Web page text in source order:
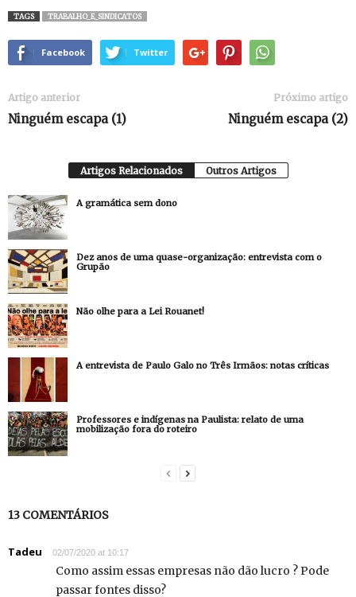
TAGS TRABALHO_E_SINDICATOS
Facebook Twitter
Artigo anterior
Ninguém escapa (1)
Próximo artigo
Ninguém escapa (2)
Artigos Relacionados Outros Artigos
A gramática sem dono
Dez anos de uma quase-organização: entrevista com o
Grupão
Não olhe para a Lei Rouanet!
A entrevista de Paulo Galo no Três Irmãos: notas críticas
Professores e indígenas na Paulista: relato de uma
mobilização fora do roteiro
13 COMENTÁRIOS
Tadeu 02/07/2020 at 10:17
Como assim essas empresas não dão lucro ? Pode
passar fontes disso?